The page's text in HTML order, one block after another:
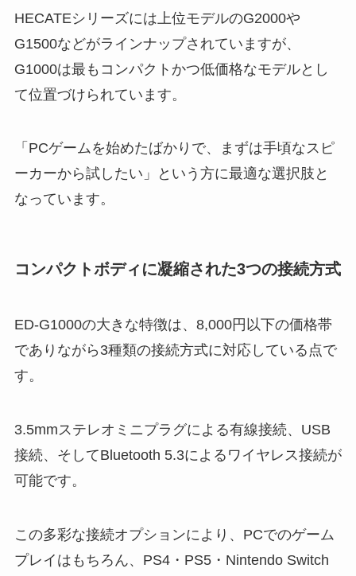
HECATEシリーズには上位モデルのG2000や
G1500などがラインナップされていますが、
G1000は最もコンパクトかつ低価格なモデルとし
て位置づけられています。
「PCゲームを始めたばかりで、まずは手頃なスピ
ーカーから試したい」という方に最適な選択肢と
なっています。
コンパクトボディに凝縮された3つの接続方式
ED-G1000の大きな特徴は、8,000円以下の価格帯
でありながら3種類の接続方式に対応している点で
す。
3.5mmステレオミニプラグによる有線接続、USB
接続、そしてBluetooth 5.3によるワイヤレス接続が
可能です。
この多彩な接続オプションにより、PCでのゲーム
プレイはもちろん、PS4・PS5・Nintendo Switch